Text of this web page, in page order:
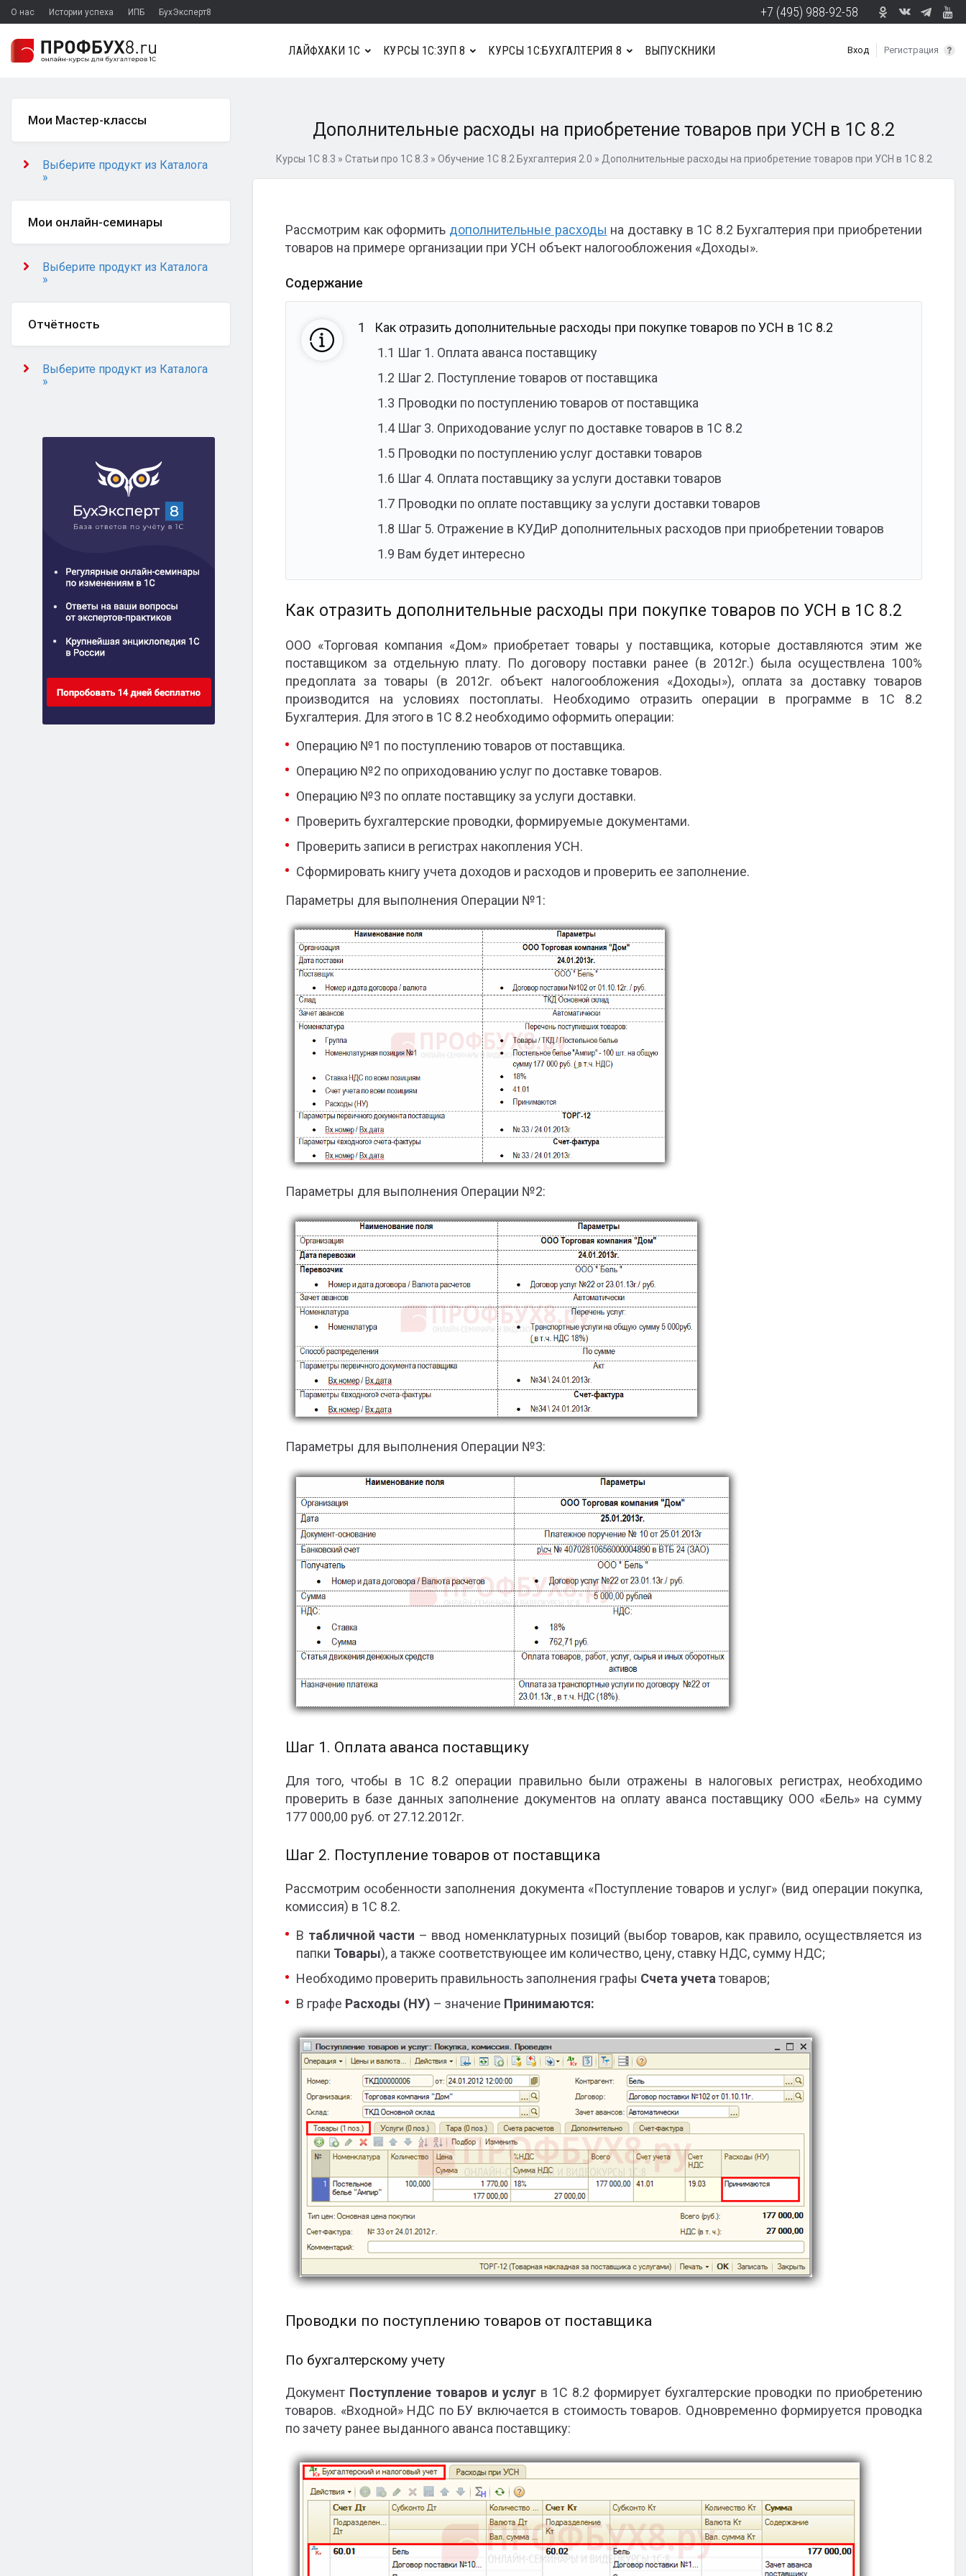
О нас Истории успеха ИПБ БухЭксперт8 +7 (495) 988-92-58
Вход Регистрация
ЛАЙФХАКИ 1С КУРСЫ 1С:ЗУП 8 КУРСЫ 1С:БУХГАЛТЕРИЯ 8 ВЫПУСКНИКИ
Дополнительные расходы на приобретение товаров при УСН в 1С 8.2
Курсы 1С 8.3 » Статьи про 1С 8.3 » Обучение 1С 8.2 Бухгалтерия 2.0 » Дополнительные расходы на приобретение товаров при УСН в 1С 8.2
Рассмотрим как оформить дополнительные расходы на доставку в 1С 8.2 Бухгалтерия при приобретении
товаров на примере организации при УСН объект налогообложения «Доходы».
Содержание
1
Как отразить дополнительные расходы при покупке товаров по УСН в 1С 8.2
1.1 Шаг 1. Оплата аванса поставщику
1.2 Шаг 2. Поступление товаров от поставщика
1.3 Проводки по поступлению товаров от поставщика
1.4Шаг 3. Оприходование услуг по доставке товаров в 1С 8.2
1.5 Проводки по поступлению услуг доставки товаров
1.6 Шаг 4. Оплата поставщику за услуги доставки товаров
1.7 Проводки по оплате поставщику за услуги доставки товаров
1.8 Шаг 5. Отражение в КУДиР дополнительных расходов при приобретении товаров
1.9 Вам будет интересно
Как отразить дополнительные расходы при покупке товаров по УСН в 1С 8.2
ООО «Торговая компания «Дом» приобретает товары у поставщика, которые доставляются этим же
поставщиком за отдельную плату. По договору поставки ранее (в 2012г.) была осуществлена 100%
предоплата за товары (в 2012г. объект налогообложения «Доходы»), оплата за доставку товаров
производится на условиях постоплаты. Необходимо отразить операции в программе в 1С 8.2
Бухгалтерия. Для этого в 1С 8.2 необходимо оформить операции:
Операцию №1 по поступлению товаров от поставщика.
Операцию №2 по оприходованию услуг по доставке товаров.
Операцию №3 по оплате поставщику за услуги доставки.
Проверить бухгалтерские проводки, формируемые документами.
Проверить записи в регистрах накопления УСН.
Сформировать книгу учета доходов и расходов и проверить ее заполнение.
Параметры для выполнения Операции №1:
Параметры для выполнения Операции №2:
Параметры для выполнения Операции №3:
Шаг 1. Оплата аванса поставщику
Для того, чтобы в 1С 8.2 операции правильно были отражены в налоговых регистрах, необходимо
проверить в базе данных заполнение документов на оплату аванса поставщику ООО «Бель» на сумму
177 000,00 руб. от 27.12.2012г.
Шаг 2. Поступление товаров от поставщика
Рассмотрим особенности заполнения документа «Поступление товаров и услуг» (вид операции покупка,
комиссия) в 1С 8.2.
В табличной части – ввод номенклатурных позиций (выбор товаров, как правило, осуществляется из
папки Товары), а также соответствующее им количество, цену, ставку НДС, сумму НДС;
Необходимо проверить правильность заполнения графы Счета учетатоваров;
В графе Расходы (НУ) – значение Принимаются:
Проводки по поступлению товаров от поставщика
По бухгалтерскому учету
Документ Поступление товаров и услуг в 1С 8.2 формирует бухгалтерские проводки по приобретению
товаров. «Входной» НДС по БУ включается в стоимость товаров. Одновременно формируется проводка
по зачету ранее выданного аванса поставщику:
Мои Мастер-классы
Выберите продукт из Каталога
»
Мои онлайн-семинары
Выберите продукт из Каталога
»
Отчётность
Выберите продукт из Каталога
»